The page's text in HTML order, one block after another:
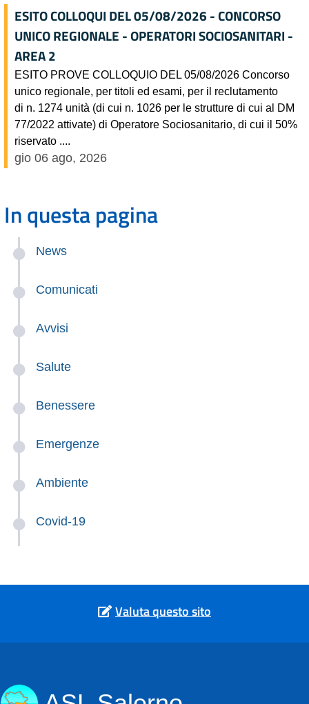
ESITO COLLOQUI DEL 05/08/2026 - CONCORSO
UNICO REGIONALE - OPERATORI SOCIOSANITARI -
AREA 2
ESITO PROVE COLLOQUIO DEL 05/08/2026 Concorso
unico regionale, per titoli ed esami, per il reclutamento
di n. 1274 unità (di cui n. 1026 per le strutture di cui al DM
77/2022 attivate) di Operatore Sociosanitario, di cui il 50%
riservato ....
gio 06 ago, 2026
In questa pagina
News
Comunicati
Avvisi
Salute
Benessere
Emergenze
Ambiente
Covid-19
Valuta questo sito